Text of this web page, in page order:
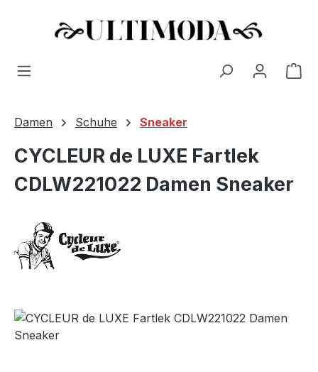
Zum Hauptinhalt springen
Damen Schuhe Sneaker
CYCLEUR de LUXE Fartlek
CDLW221022 Damen Sneaker
Bildergalerie überspringen